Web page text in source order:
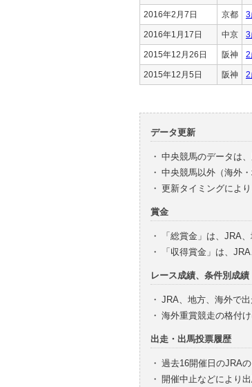
2016年2月7日 京都 3
2016年1月17日 中京 3
2015年12月26日 阪神 2
2015年12月5日 阪神 2
データ更新
・ 中央競馬のデータは
・ 中央競馬以外（海外
・ 更新タイミングによ
賞金
・
「総賞金」は、JRA
・
「収得賞金」は、
レース成績、条件別成績
・ JRA、地方、海外で
・ 海外重賞競走の格付
出走・出馬投票履歴
・ 過去16開催日のJRA
・ 開催中止などにより